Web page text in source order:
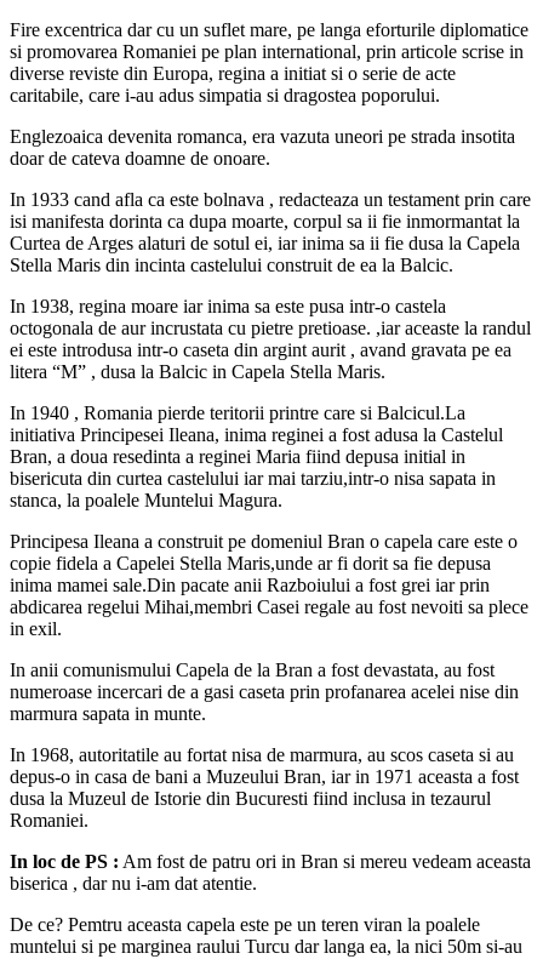
Fire excentrica dar cu un suflet mare, pe langa eforturile diplomatice
si promovarea Romaniei pe plan international, prin articole scrise in
diverse reviste din Europa, regina a initiat si o serie de acte
caritabile, care i-au adus simpatia si dragostea poporului.
Englezoaica devenita romanca, era vazuta uneori pe strada insotita
doar de cateva doamne de onoare.
In 1933 cand afla ca este bolnava , redacteaza un testament prin care
isi manifesta dorinta ca dupa moarte, corpul sa ii fie inmormantat la
Curtea de Arges alaturi de sotul ei, iar inima sa ii fie dusa la Capela
Stella Maris din incinta castelului construit de ea la Balcic.
In 1938, regina moare iar inima sa este pusa intr-o castela
octogonala de aur incrustata cu pietre pretioase. ,iar aceaste la randul
ei este introdusa intr-o caseta din argint aurit , avand gravata pe ea
litera “M” , dusa la Balcic in Capela Stella Maris.
In 1940 , Romania pierde teritorii printre care si Balcicul.La
initiativa Principesei Ileana, inima reginei a fost adusa la Castelul
Bran, a doua resedinta a reginei Maria fiind depusa initial in
bisericuta din curtea castelului iar mai tarziu,intr-o nisa sapata in
stanca, la poalele Muntelui Magura.
Principesa Ileana a construit pe domeniul Bran o capela care este o
copie fidela a Capelei Stella Maris,unde ar fi dorit sa fie depusa
inima mamei sale.Din pacate anii Razboiului a fost grei iar prin
abdicarea regelui Mihai,membri Casei regale au fost nevoiti sa plece
in exil.
In anii comunismului Capela de la Bran a fost devastata, au fost
numeroase incercari de a gasi caseta prin profanarea acelei nise din
marmura sapata in munte.
In 1968, autoritatile au fortat nisa de marmura, au scos caseta si au
depus-o in casa de bani a Muzeului Bran, iar in 1971 aceasta a fost
dusa la Muzeul de Istorie din Bucuresti fiind inclusa in tezaurul
Romaniei.
In loc de PS : Am fost de patru ori in Bran si mereu vedeam aceasta
biserica , dar nu i-am dat atentie.
De ce? Pemtru aceasta capela este pe un teren viran la poalele
muntelui si pe marginea raului Turcu dar langa ea, la nici 50m si-au